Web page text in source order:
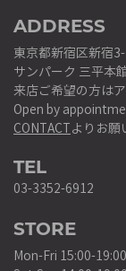
ADDRESS
東京都新宿区新宿
サンパーク 三平本
来店ご希望の方は
Open by
CONTACTよりお願
TEL
03-3352-6912
STORE
Mon-Fri 15:00-19:00